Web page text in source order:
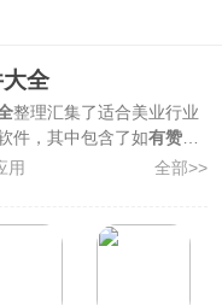
全
整理汇集了适合美业行业
件，其中包含了如有赞美
客美业app、稿定设计
、美业作图、化妆品成分
用 全部>>